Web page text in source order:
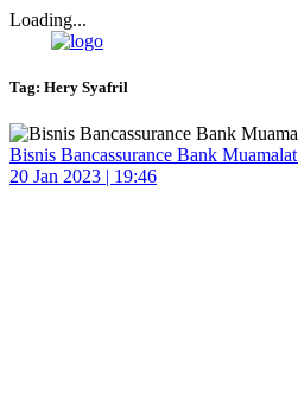
Loading...
Tag: Hery Syafril
Bisnis Bancassurance Bank
20 Jan 2023 | 19:46